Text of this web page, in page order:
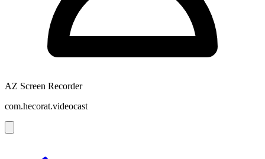
AZ Screen Recorder
com.hecorat.videocast